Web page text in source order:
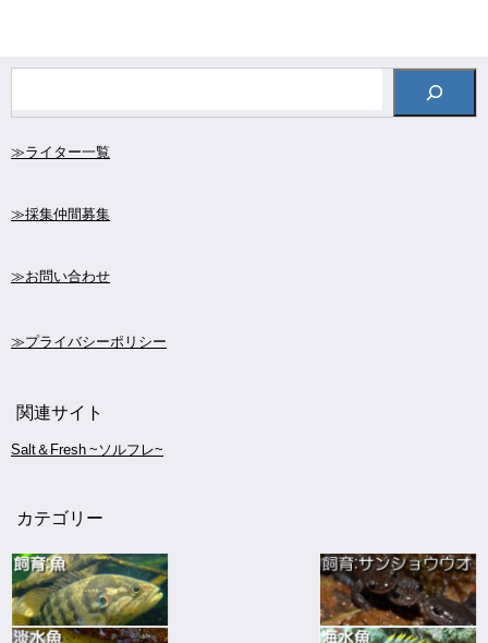
≫ライター一覧
≫採集仲間募集
≫お問い合わせ
≫プライバシーポリシー
関連サイト
Salt＆Fresh ~ソルフレ~
カテゴリー